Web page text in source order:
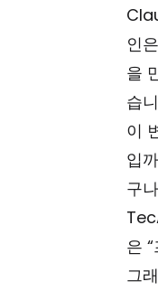
인
을
습
이
입
구
은
그